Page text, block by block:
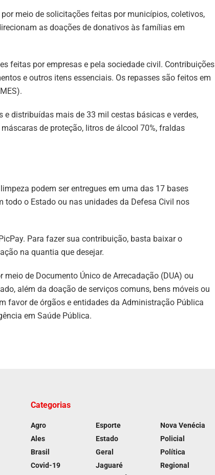
meio de solicitações feitas por municípios, coletivos,
as doações de donativos às famílias em
feitas por empresas e pela sociedade civil. Contribuições
e outros itens essenciais. Os repasses são feitos em
distribuídas mais de 33 mil cestas básicas e verdes,
de proteção, litros de álcool 70%, fraldas
podem ser entregues em uma das 17 bases
todo o Estado ou nas unidades da Defesa Civil nos
Para fazer sua contribuição, basta baixar o
na quantia que desejar.
de Documento Único de Arrecadação (DUA) ou
além da doação de serviços comuns, bens móveis ou
favor de órgãos e entidades da Administração Pública
em Saúde Pública.
Categorias
Agro
Ales
Brasil
Covid-19
Esporte
Estado
Geral
Jaguaré
Nova Venécia
Policial
Política
Regional